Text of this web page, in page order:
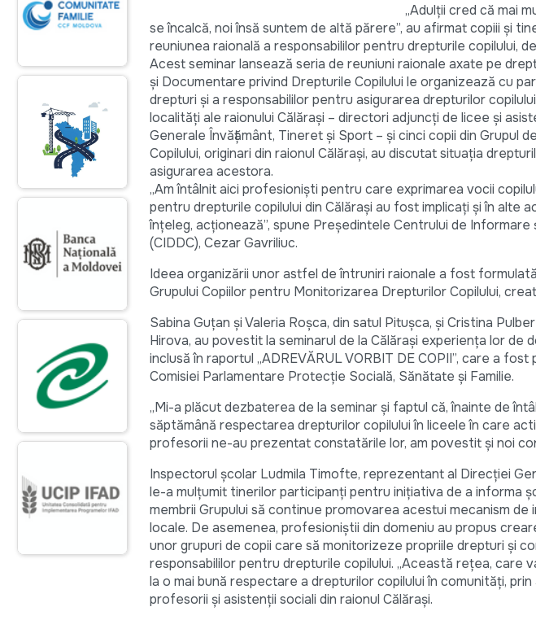
„Adulţii cred că mai
se încalcă, noi însă suntem de altă părere”, au afirmat copiii şi
reuniunea raională a responsabililor pentru drepturile copilului,
Acest seminar lansează seria de reuniuni raionale axate pe
şi Documentare privind Drepturile Copilului le organizează cu
drepturi şi a responsabililor pentru asigurarea drepturilor
localităţi ale raionului Călăraşi – directori adjuncţi de licee şi
Generale Învăţământ, Tineret şi Sport – şi cinci copii din Grupul
Copilului, originari din raionul Călăraşi, au discutat situaţia
asigurarea acestora.
„Am întâlnit aici profesionişti pentru care exprimarea vocii
pentru drepturile copilului din Călăraşi au fost implicaţi şi în alte
înţeleg, acţionează”, spune Preşedintele Centrului de
(CIDDC), Cezar Gavriliuc.
Ideea organizării unor astfel de întruniri raionale a fost
Grupului Copiilor pentru Monitorizarea Drepturilor Copilului,
Sabina Guţan şi Valeria Roşca, din satul Pituşca, şi Cristina
Hirova, au povestit la seminarul de la Călăraşi experienţa lor de
inclusă în raportul „ADREVĂRUL VORBIT DE COPII”, care a
Comisiei Parlamentare Protecţie Socială, Sănătate şi Familie.
„Mi-a plăcut dezbaterea de la seminar şi faptul că, înainte de
săptămână respectarea drepturilor copilului în liceele în care
profesorii ne-au prezentat constatările lor, am povestit şi noi
Inspectorul şcolar Ludmila Timofte, reprezentant al Direcţiei
le-a mulţumit tinerilor participanţi pentru iniţiativa de a informa
membrii Grupului să continue promovarea acestui mecanism
locale. De asemenea, profesioniştii din domeniu au propus
unor grupuri de copii care să monitorizeze propriile drepturi şi
responsabililor pentru drepturile copilului. „Această reţea, care
la o mai bună respectare a drepturilor copilului în comunităţi,
profesorii şi asistenţii sociali din raionul Călăraşi.